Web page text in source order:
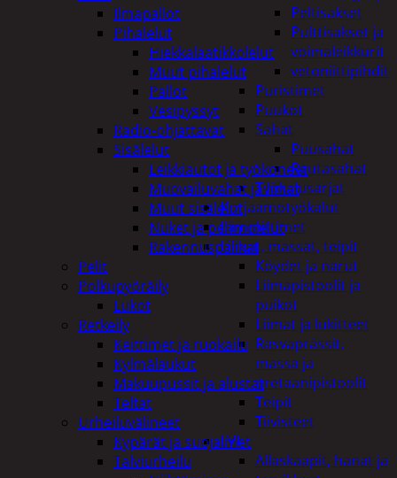
Peltisakset
Pulttisakset ja
voimaleikkurit
vetoniittipihdit
Puristimet
Puukot
Sahat
Puusahat
Rautasahat
Työkalusarjat
Korjaamotyökalut
Lämmittimet
Liimat, massat, teipit
Köydet ja narut
Liimapistoolit ja
puikot
Liimat ja lukitteet
Rasvaprässit,
massa ja
uretaanipistoolit
Teipit
Tiivisteet
LVI
Allaskaapit, hanat ja
Ilmapallot
Pihalelut
Hiekkalaatikkolelut
Muut pihalelut
Pallot
Vesipyssyt
Radio-ohjattavat
Sisälelut
Leikkiautot ja työkoneet
Muovailuvahat ja limat
Muut sisälelut
Nuket ja pehmolelut
Rakennuspalikat
Pelit
Polkupyöräily
Lukot
Retkeily
Keittimet ja ruokailu
Kylmälaukut
Makuupussit ja alustat
Teltat
Urheiluvälineet
Kypärät ja suojaimet
Talviurheilu